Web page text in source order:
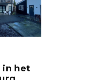
in het